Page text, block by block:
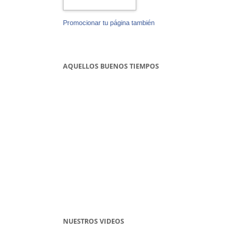
Promocionar tu página también
AQUELLOS BUENOS TIEMPOS
NUESTROS VIDEOS